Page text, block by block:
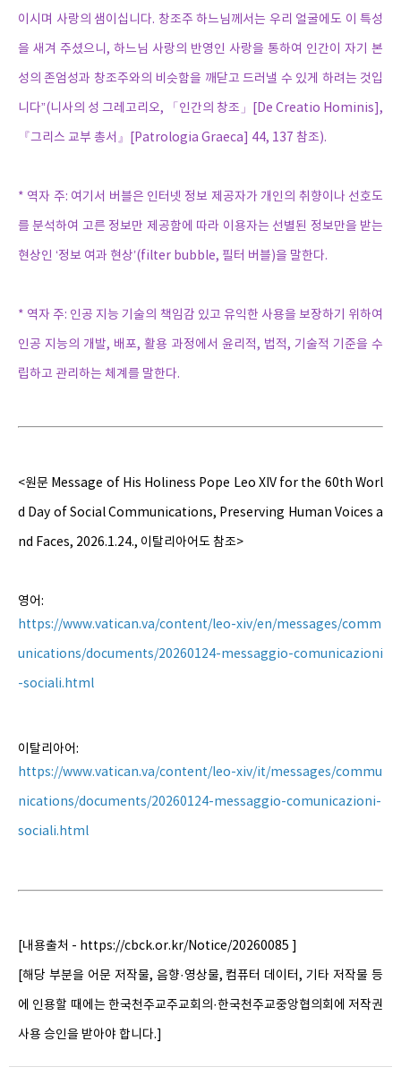
이시며 사랑의 샘이십니다. 창조주 하느님께서는 우리 얼굴에도 이 특성
을 새겨 주셨으니, 하느님 사랑의 반영인 사랑을 통하여 인간이 자기 본
성의 존엄성과 창조주와의 비슷함을 깨닫고 드러낼 수 있게 하려는 것입
니다”(니사의 성 그레고리오, 「인간의 창조」[De Creatio Hominis],
『그리스 교부 총서』[Patrologia Graeca] 44, 137 참조).
* 역자 주: 여기서 버블은 인터넷 정보 제공자가 개인의 취향이나 선호도
를 분석하여 고른 정보만 제공함에 따라 이용자는 선별된 정보만을 받는
현상인 ‘정보 여과 현상’(filter bubble, 필터 버블)을 말한다.
* 역자 주: 인공 지능 기술의 책임감 있고 유익한 사용을 보장하기 위하여
인공 지능의 개발, 배포, 활용 과정에서 윤리적, 법적, 기술적 기준을 수
립하고 관리하는 체계를 말한다.
<원문 Message of His Holiness Pope Leo XIV for the 60th Worl
d Day of Social Communications, Preserving Human Voices a
nd Faces, 2026.1.24., 이탈리아어도 참조>
영어:
https://www.vatican.va/content/leo-xiv/en/messages/comm
unications/documents/20260124-messaggio-comunicazioni
-sociali.html
이탈리아어:
https://www.vatican.va/content/leo-xiv/it/messages/commu
nications/documents/20260124-messaggio-comunicazioni-
sociali.html
[내용출처 - https://cbck.or.kr/Notice/20260085 ]
[해당 부분을 어문 저작물, 음향·영상물, 컴퓨터 데이터, 기타 저작물 등
에 인용할 때에는 한국천주교주교회의·한국천주교중앙협의회에 저작권
사용 승인을 받아야 합니다.]